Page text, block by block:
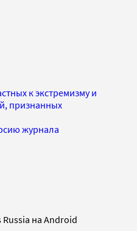
к экстремизму и
признанных
журнала
на Android